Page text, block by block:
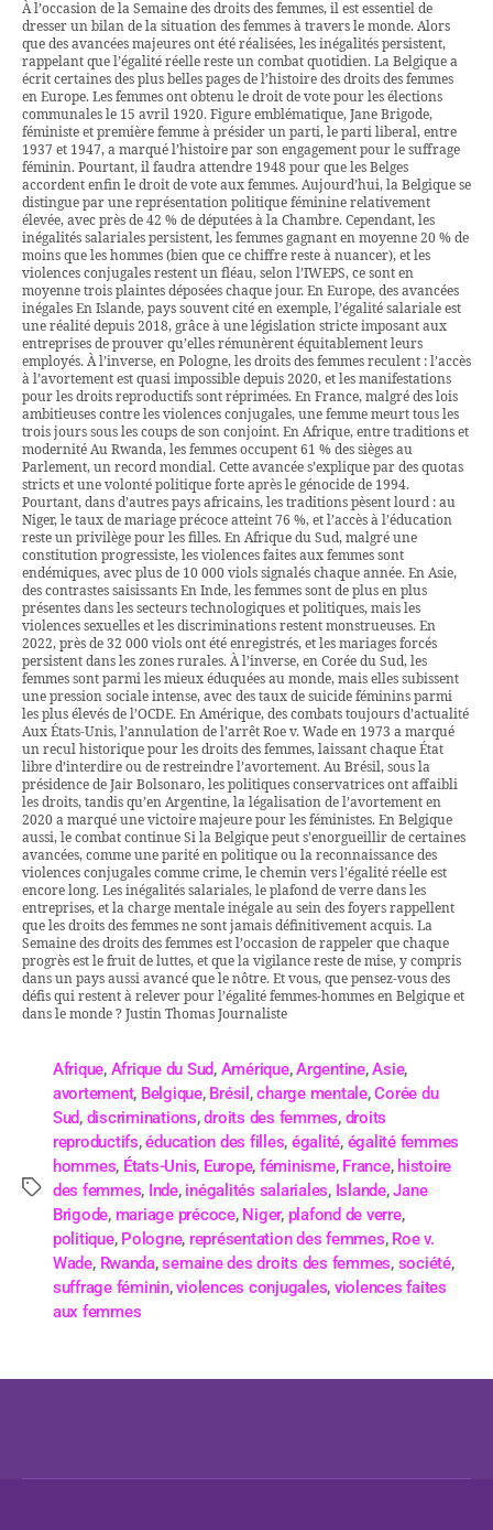
À l’occasion de la Semaine des droits des femmes, il est essentiel de
dresser un bilan de la situation des femmes à travers le monde. Alors
que des avancées majeures ont été réalisées, les inégalités persistent,
rappelant que l’égalité réelle reste un combat quotidien. La Belgique a
écrit certaines des plus belles pages de l’histoire des droits des femmes
en Europe. Les femmes ont obtenu le droit de vote pour les élections
communales le 15 avril 1920. Figure emblématique, Jane Brigode,
féministe et première femme à présider un parti, le parti liberal, entre
1937 et 1947, a marqué l’histoire par son engagement pour le suffrage
féminin. Pourtant, il faudra attendre 1948 pour que les Belges
accordent enfin le droit de vote aux femmes. Aujourd’hui, la Belgique se
distingue par une représentation politique féminine relativement
élevée, avec près de 42 % de députées à la Chambre. Cependant, les
inégalités salariales persistent, les femmes gagnant en moyenne 20 % de
moins que les hommes (bien que ce chiffre reste à nuancer), et les
violences conjugales restent un fléau, selon l’IWEPS, ce sont en
moyenne trois plaintes déposées chaque jour. En Europe, des avancées
inégales En Islande, pays souvent cité en exemple, l’égalité salariale est
une réalité depuis 2018, grâce à une législation stricte imposant aux
entreprises de prouver qu’elles rémunèrent équitablement leurs
employés. À l’inverse, en Pologne, les droits des femmes reculent : l’accès
à l’avortement est quasi impossible depuis 2020, et les manifestations
pour les droits reproductifs sont réprimées. En France, malgré des lois
ambitieuses contre les violences conjugales, une femme meurt tous les
trois jours sous les coups de son conjoint. En Afrique, entre traditions et
modernité Au Rwanda, les femmes occupent 61 % des sièges au
Parlement, un record mondial. Cette avancée s’explique par des quotas
stricts et une volonté politique forte après le génocide de 1994.
Pourtant, dans d’autres pays africains, les traditions pèsent lourd : au
Niger, le taux de mariage précoce atteint 76 %, et l’accès à l’éducation
reste un privilège pour les filles. En Afrique du Sud, malgré une
constitution progressiste, les violences faites aux femmes sont
endémiques, avec plus de 10 000 viols signalés chaque année. En Asie,
des contrastes saisissants En Inde, les femmes sont de plus en plus
présentes dans les secteurs technologiques et politiques, mais les
violences sexuelles et les discriminations restent monstrueuses. En
2022, près de 32 000 viols ont été enregistrés, et les mariages forcés
persistent dans les zones rurales. À l’inverse, en Corée du Sud, les
femmes sont parmi les mieux éduquées au monde, mais elles subissent
une pression sociale intense, avec des taux de suicide féminins parmi
les plus élevés de l’OCDE. En Amérique, des combats toujours d’actualité
Aux États-Unis, l’annulation de l’arrêt Roe v. Wade en 1973 a marqué
un recul historique pour les droits des femmes, laissant chaque État
libre d’interdire ou de restreindre l’avortement. Au Brésil, sous la
présidence de Jair Bolsonaro, les politiques conservatrices ont affaibli
les droits, tandis qu’en Argentine, la légalisation de l’avortement en
2020 a marqué une victoire majeure pour les féministes. En Belgique
aussi, le combat continue Si la Belgique peut s’enorgueillir de certaines
avancées, comme une parité en politique ou la reconnaissance des
violences conjugales comme crime, le chemin vers l’égalité réelle est
encore long. Les inégalités salariales, le plafond de verre dans les
entreprises, et la charge mentale inégale au sein des foyers rappellent
que les droits des femmes ne sont jamais définitivement acquis. La
Semaine des droits des femmes est l’occasion de rappeler que chaque
progrès est le fruit de luttes, et que la vigilance reste de mise, y compris
dans un pays aussi avancé que le nôtre. Et vous, que pensez-vous des
défis qui restent à relever pour l’égalité femmes-hommes en Belgique et
dans le monde ? Justin Thomas Journaliste
Afrique, Afrique du Sud, Amérique,Argentine,Asie,
avortement, Belgique, Brésil ,charge mentale,Corée du
Sud, discriminations,droits des femmes, droits
reproductifs,éducation des filles, égalité, égalité femmes
hommes, États-Unis, Europe, féminisme, France, histoire
des femmes, Inde, inégalités salariales, Islande,Jane
Brigode, mariage précoce, Niger, plafond de verre,
politique, Pologne, représentation des femmes, Roe v.
Wade, Rwanda,semaine des droits des femmes, société,
suffrage féminin,violences conjugales, violences faites
aux femmes